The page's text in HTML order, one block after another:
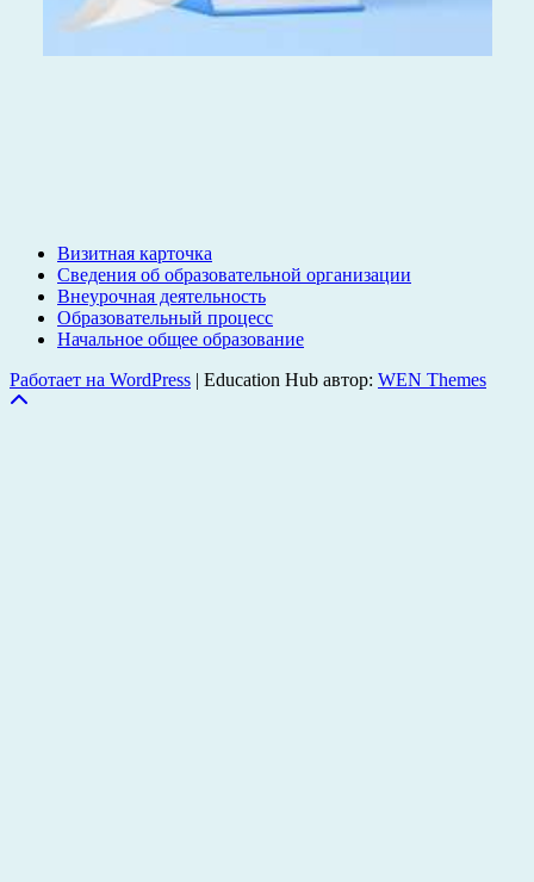
Визитная карточка
Сведения об образовательной организации
Внеурочная деятельность
Образовательный процесс
Начальное общее образование
Работает на WordPress | Education Hub автор: WEN Themes